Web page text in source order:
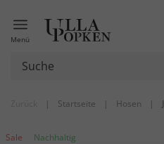
Menü
| Startseite | Hosen |
Sale Nachhaltig